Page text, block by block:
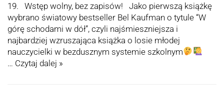
19. Wstęp wolny, bez zapisów! Jako pierwszą książkę
wybrano światowy bestseller Bel Kaufman o tytule “W
górę schodami w dół”, czyli najśmieszniejsza i
najbardziej wzruszająca książka o losie młodej
nauczycielki w bezdusznym systemie szkolnym
… Czytaj dalej »